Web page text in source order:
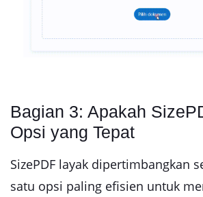
Bagian 3: Apakah
Opsi yang Tepat
SizePDF layak dipertimbangkan
satu opsi paling efisien untuk